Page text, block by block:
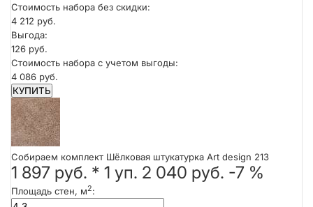
Стоимость набора без скидки:
4 212 руб.
Выгода:
126 руб.
Стоимость набора с учетом выгоды:
4 086 руб.
КУПИТЬ
Собираем комплект Шёлковая штукатурка Art design 213
1 897 руб. * 1 уп. 2 040 руб. -7 %
Площадь стен, м2: